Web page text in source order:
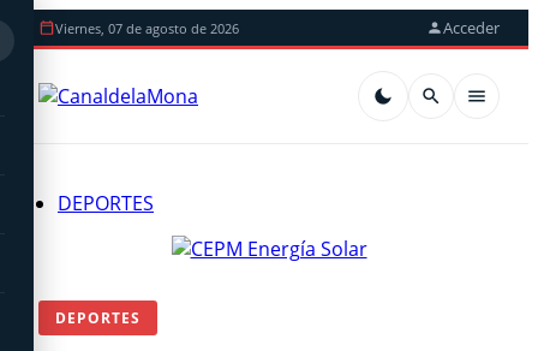
Viernes, 07 de agosto de 2026 Acceder
DEPORTES
DEPORTES